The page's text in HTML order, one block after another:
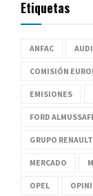
Etiquetas
ANFAC AUDI
COMISIÓN
EMISIONES
FORD
GRUPO RENAULT
MERCADO
OPEL